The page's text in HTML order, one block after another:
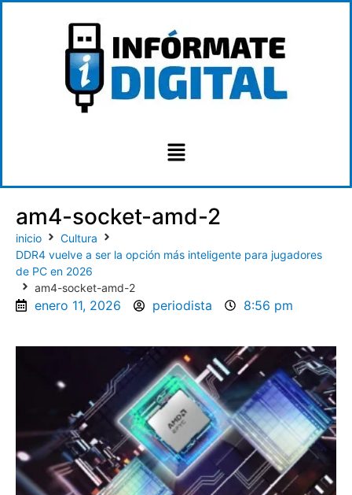
am4-socket-amd-2
inicio
Cultura
DDR4 vuelve a ser la opción más inteligente para jugadores
de PC en 2026
am4-socket-amd-2
enero 11, 2026 periodista 8:56 pm